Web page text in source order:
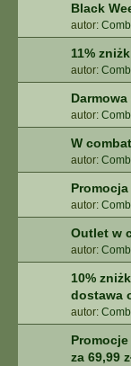
Black
autor:
11%
autor:
autor:
W
autor:
autor:
Outlet w
autor:
10%
dostawa
autor:
za 69,99